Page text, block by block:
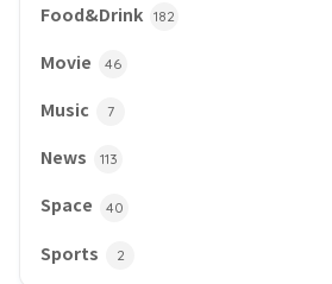
Food&Drink 182
Movie 46
Music 7
News 113
Space 40
Sports 2